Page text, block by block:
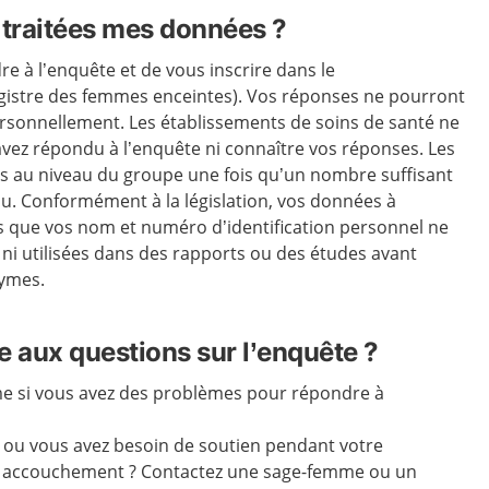
mes données ?
à l’enquête et de vous inscrire dans le
des femmes enceintes). Vos réponses ne pourront
Les établissements de soins de santé ne
répondu à l’enquête ni connaître vos réponses. Les
au niveau du groupe une fois qu’un nombre suffisant
Conformément à la législation, vos données à
vos nom et numéro d’identification personnel ne
utilisées dans des rapports ou des études avant
aux questions sur l’enquête ?
si vous avez des problèmes pour répondre à
vous avez besoin de soutien pendant votre
? Contactez une sage-femme ou un